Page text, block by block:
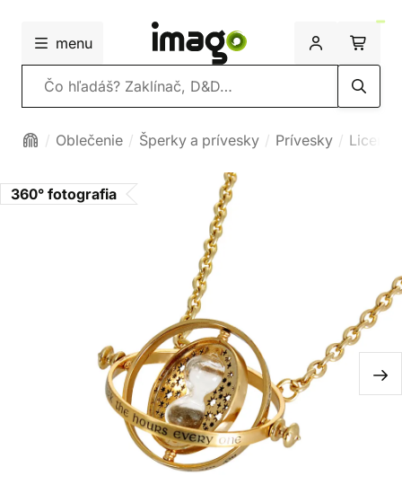
menu
Vyhľadávanie
Oblečenie Šperky a prívesky Prívesky
360° fotografia